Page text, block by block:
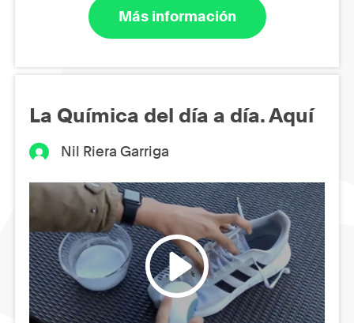
Más información
La Química del día a día. Aquí
Nil Riera Garriga